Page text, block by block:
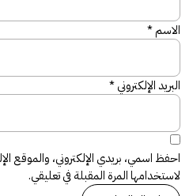
الاسم*
البريد الإلكتروني*
احفظ اسمي، بريدي الإلكتروني، والموقع
لاستخدامها المرة المقبلة في تعليقي.